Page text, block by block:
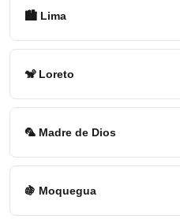
🏙 Lima
🐒 Loreto
🦜 Madre de Dios
🍇 Moquegua